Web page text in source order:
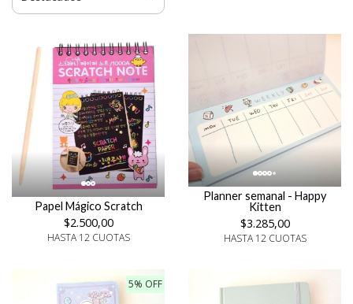
Papel Mágico Scratch
$2.500,00
HASTA 12 CUOTAS
Planner semanal - Happy
Kitten
$3.285,00
HASTA 12 CUOTAS
5% OFF